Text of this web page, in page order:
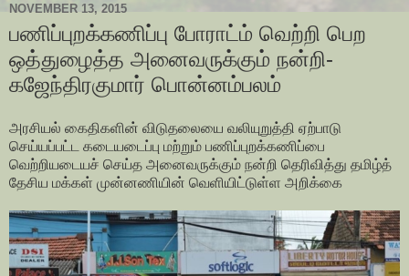
NOVEMBER 13, 2015
பணிப்புறக்கணிப்பு போராட்ம் வெற்றி பெற
ஒத்துழைத்த அனைவருக்கும் நன்றி-
கஜேந்திரகுமார் பொன்னம்பலம்
அரசியல் கைதிகளின் விடுதலையை வலியுறுத்தி ஏற்பாடு
செய்யப்பட்ட கடையடைப்பு மற்றும் பணிப்புறக்கணிப்பை
வெற்றியடையச் செய்த அனைவருக்கும் நன்றி தெரிவித்து தமிழ்த்
தேசிய மக்கள் முன்னணியின் வெளியிட்டுள்ள அறிக்கை